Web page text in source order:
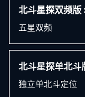
北斗星探双频版
五星双频
北斗星探单北斗
独立单北斗定位